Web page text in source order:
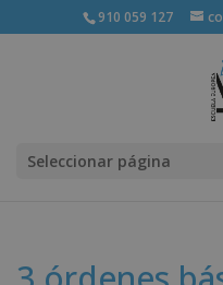
910 059 127
Seleccionar página